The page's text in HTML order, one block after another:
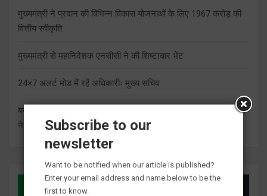
मुख्यमंत्री ने प्रदान की विभिन्न विकास योजनाओं के लिए 1967 करोड़ की
वित्तीय स्वीकृति
मुख्यमंत्री से महानिदेशक एनसीसी ने की शिष्टाचार भेंट
24×7 अलर्ट मोड में रहें अधिकारीः मुख्य सचिव
बनबसा रेलवे स्टेशन पर अब रुकेगी अछनेरा-टनकपुर एक्सप्रेस, रेल मंत्री
ने दी स्वीकृतिSubscribe to our
newsletter
Want to be notified when our article is published?
Enter your email address and name below to be the
first to know.